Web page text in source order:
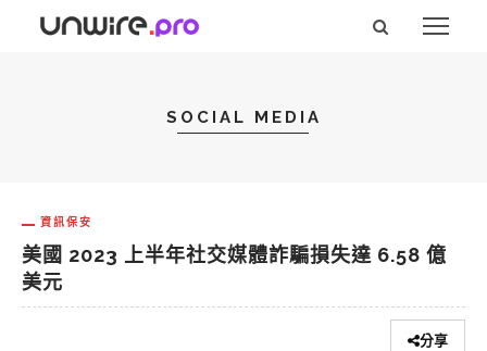
SOCIAL MEDIA
資訊保安
美國 2023 上半年社交媒體詐騙損失達 6.58 億
美元
分享